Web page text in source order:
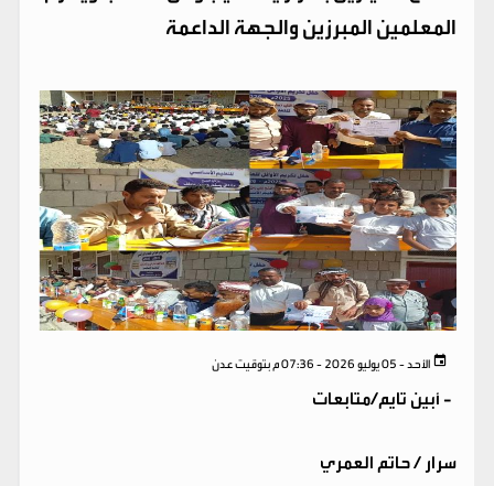
المعلمين المبرزين والجهة الداعمة
الأحد - 05 يوليو 2026 - 07:36 م بتوقيت عدن
- أبين تايم/متابعات
سرار / حاتم العمري